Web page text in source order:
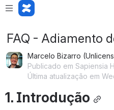
FAQ - Adiamento
Marcelo Bizarro
Publicado em Sapiensia
Última atualização em
1. Introdução